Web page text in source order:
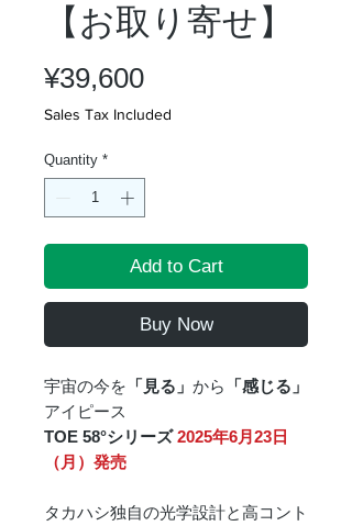
【お取り寄せ】
¥39,600Price
Sales Tax Included
Quantity *
Add to Cart
Buy Now
宇宙の今を 「見る」 から
「感じる」
アイピース
TOE 58°シリーズ2025年6月23日
（月）発売
タカハシ独自の光学設計と高コント